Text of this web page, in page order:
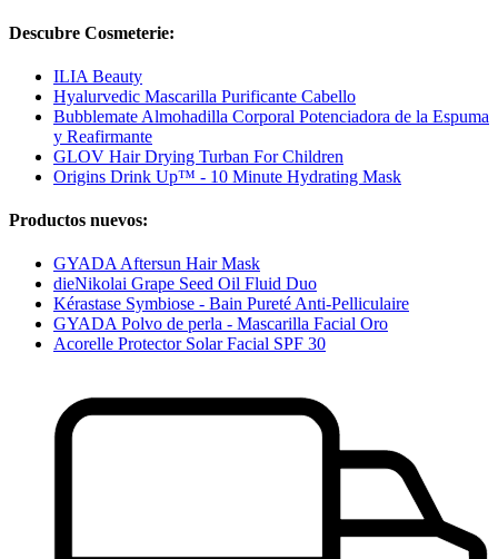
Descubre Cosmeterie:
ILIA Beauty
Hyalurvedic Mascarilla Purificante Cabello
Bubblemate Almohadilla Corporal Potenciadora de la Espuma
y Reafirmante
GLOV Hair Drying Turban For Children
Origins Drink Up™ - 10 Minute Hydrating Mask
Productos nuevos:
GYADA Aftersun Hair Mask
dieNikolai Grape Seed Oil Fluid Duo
Kérastase Symbiose - Bain Pureté Anti-Pelliculaire
GYADA Polvo de perla - Mascarilla Facial Oro
Acorelle Protector Solar Facial SPF 30